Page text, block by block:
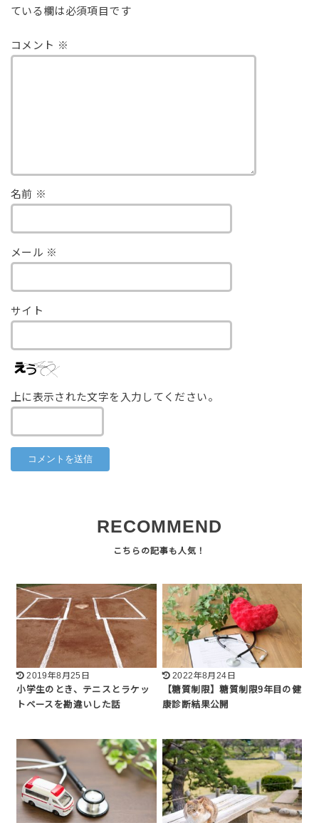
ている欄は必須項目です
コメント ※
名前 ※
メール ※
サイト
上に表示された文字を入力してください。
RECOMMEND
2019年8月25日
小学生のとき、テニスとラケッ
トベースを勘違いした話
2022年8月24日
【糖質制限】糖質制限9年目の健
康診断結果公開